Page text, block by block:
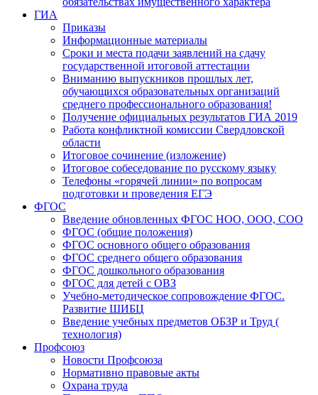
ГИА
Приказы
Информационные материалы
Сроки и места подачи заявлений на сдачу
государственной итоговой аттестации
Вниманию выпускников прошлых лет,
обучающихся образовательных организаций
среднего профессионального образования!
Получение официальных результатов ГИА 2019
Работа конфликтной комиссии Свердловской
области
Итоговое сочинение (изложение)
Итоговое собеседование по русскому языку
Телефоны «горячей линии» по вопросам
подготовки и проведения ЕГЭ
ФГОС
Введение обновленных ФГОС НОО, ООО, СОО
ФГОС (общие положения)
ФГОС основного общего образования
ФГОС среднего общего образования
ФГОС дошкольного образования
ФГОС для детей с ОВЗ
Учебно-методическое сопровождение ФГОС.
Развитие ШИБЦ
Введение учебных предметов ОБЗР и Труд (
технология)
Профсоюз
Новости Профсоюза
Нормативно правовые акты
Охрана труда